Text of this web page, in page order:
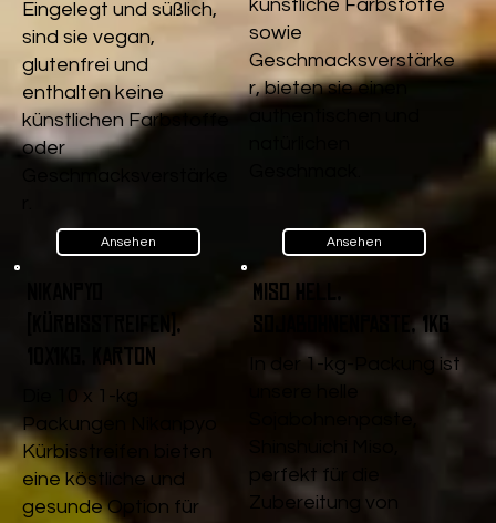
Eingelegt und süßlich,
sind sie vegan,
glutenfrei und
enthalten keine
künstlichen Farbstoffe
oder
Ansehen
künstliche Farbstoffe
sowie
Geschmacksverstärke
r, bieten sie einen
Ansehen
(Kürbisstreifen),
10x1kg, Karton
Die 10 x 1-kg
Packungen Nikanpyo
Kürbisstreifen bieten
eine köstliche und
gesunde Option für
Miso Hell,
Sojabohnenpaste, 1kg
In der 1-kg-Packung ist
perfekt für die
Zubereitung von